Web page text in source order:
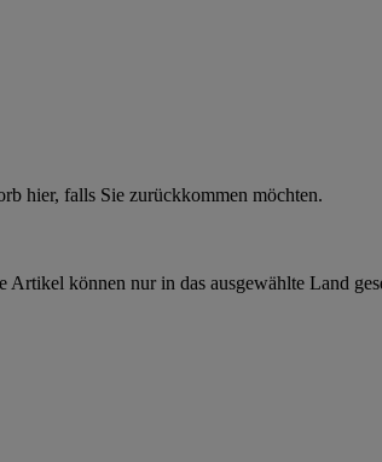
hier, falls Sie zurückkommen möchten.
können nur in das ausgewählte Land